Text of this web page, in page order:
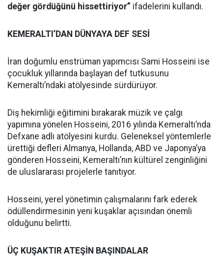
değer gördüğünü hissettiriyor” ifadelerini kullandı.
KEMERALTI’DAN DÜNYAYA DEF SESİ
İran doğumlu enstrüman yapımcısı Sami Hosseini ise
çocukluk yıllarında başlayan def tutkusunu
Kemeraltı’ndaki atölyesinde sürdürüyor.
Diş hekimliği eğitimini bırakarak müzik ve çalgı
yapımına yönelen Hosseini, 2016 yılında Kemeraltı’nda
Defxane adlı atölyesini kurdu. Geleneksel yöntemlerle
ürettiği defleri Almanya, Hollanda, ABD ve Japonya’ya
gönderen Hosseini, Kemeraltı’nın kültürel zenginliğini
de uluslararası projelerle tanıtıyor.
Hosseini, yerel yönetimin çalışmalarını fark ederek
ödüllendirmesinin yeni kuşaklar açısından önemli
olduğunu belirtti.
ÜÇ KUŞAKTIR ATEŞİN BAŞINDALAR